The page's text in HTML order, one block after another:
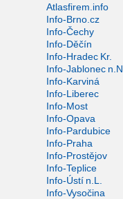
Atlasfirem.info
Info-Brno.cz
Info-Čechy
Info-Děčín
Info-Hradec Kr.
Info-Jablonec n.N.
Info-Karviná
Info-Liberec
Info-Most
Info-Opava
Info-Pardubice
Info-Praha
Info-Prostějov
Info-Teplice
Info-Ústí n.L.
Info-Vysočina